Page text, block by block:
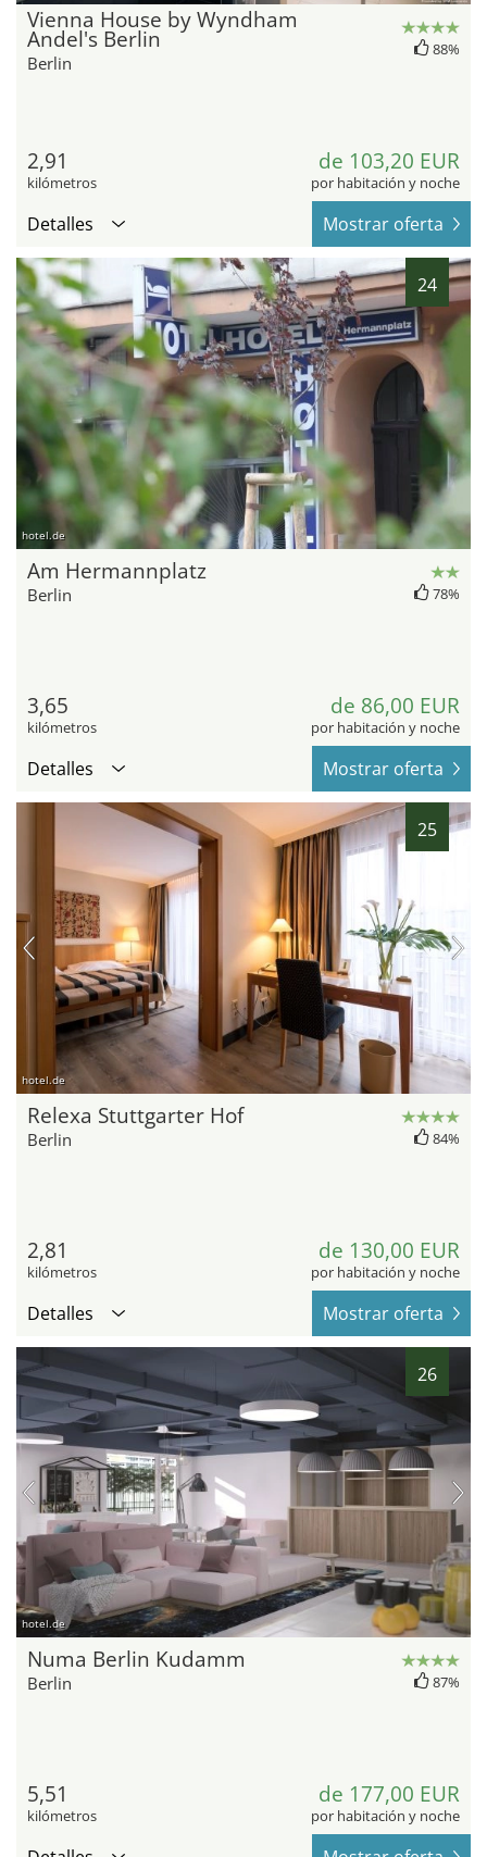
Vienna House by Wyndham
Andel's Berlin
Berlin
88%
2,91
kilómetros
de 103,20 EUR
por habitación y noche
Detalles Mostrar oferta
24
hotel.de
Am Hermannplatz
Berlin 78%
3,65
kilómetros
de 86,00 EUR
por habitación y noche
Detalles Mostrar oferta
25
hotel.de
Relexa Stuttgarter Hof
Berlin 84%
2,81
kilómetros
de 130,00 EUR
por habitación y noche
Detalles Mostrar oferta
26
hotel.de
Numa Berlin Kudamm
Berlin 87%
5,51
kilómetros
de 177,00 EUR
por habitación y noche